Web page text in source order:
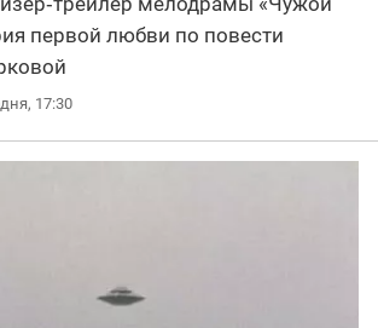
первой любви по повести
17:30